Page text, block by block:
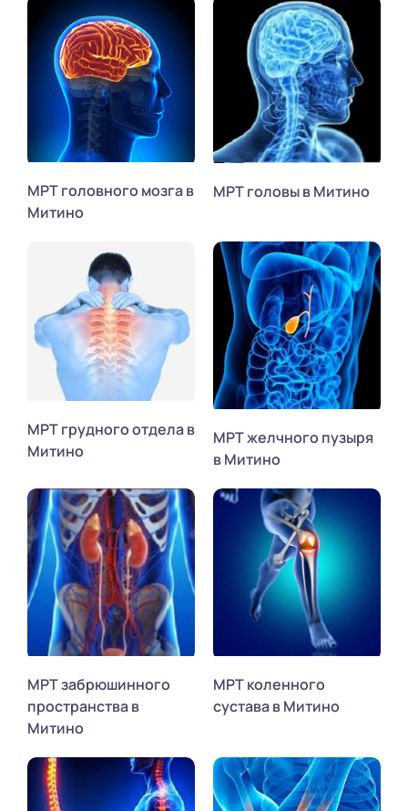
МРТ головного мозга в
Митино
МРТ головы в Митино
МРТ грудного отдела в
Митино
МРТ желчного пузыря
в Митино
МРТ забрюшинного
пространства в
Митино
МРТ коленного
сустава в Митино